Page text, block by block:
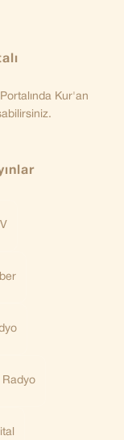
Kur'an
Radyo